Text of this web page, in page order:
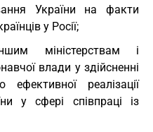
України на факти
у Росії;
міністерствам і
влади у здійсненні
реалізації
у сфері співпраці із